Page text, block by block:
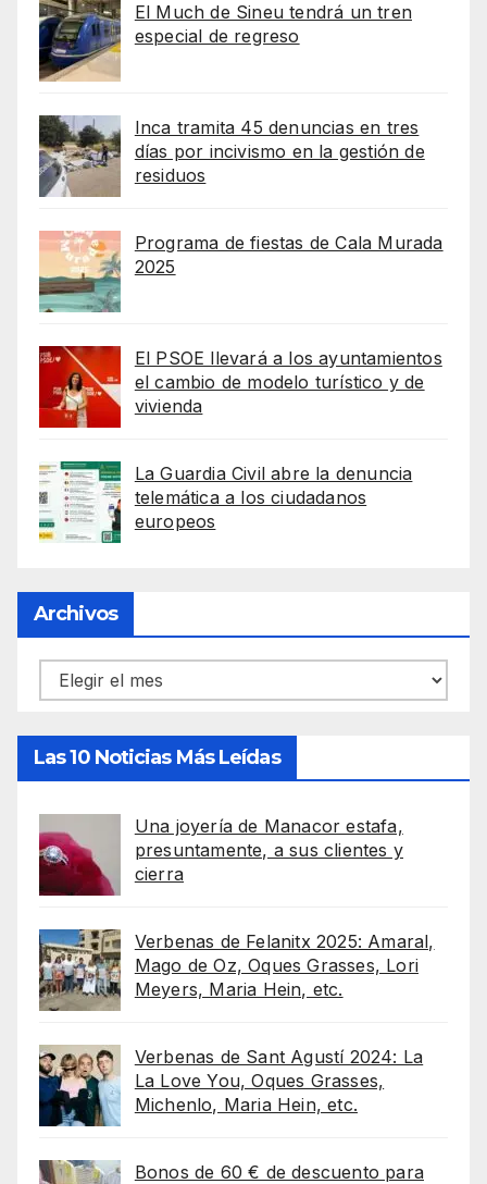
El Much de Sineu tendrá un tren
especial de regreso
Inca tramita 45 denuncias en tres
días por incivismo en la gestión de
residuos
Programa de fiestas de Cala Murada
2025
El PSOE llevará a los ayuntamientos
el cambio de modelo turístico y de
vivienda
La Guardia Civil abre la denuncia
telemática a los ciudadanos
europeos
Archivos
Archivos
Las 10 Noticias Más Leídas
Una joyería de Manacor estafa,
presuntamente, a sus clientes y
cierra
Verbenas de Felanitx 2025: Amaral,
Mago de Oz, Oques Grasses, Lori
Meyers, Maria Hein, etc.
Verbenas de Sant Agustí 2024: La
La Love You, Oques Grasses,
Michenlo, Maria Hein, etc.
Bonos de 60 € de descuento para